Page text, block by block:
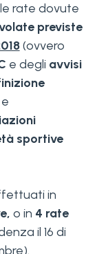
rate dovute
previste
(ovvero
e degli avvisi
e
sportive
in
o in 4 rate
il 16 di